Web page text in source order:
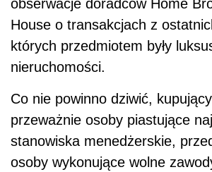
obserwacje doradców Home
House o transakcjach z
których przedmiotem były
nieruchomości.
Co nie powinno dziwić,
przeważnie osoby piastujące
stanowiska menedżerskie,
osoby wykonujące wolne